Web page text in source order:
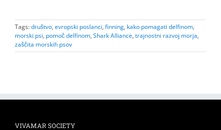
Tags:društvo, evropski poslanci, finning, kako pomagati delfinom,
morski psi, pomoč delfinom, Shark Alliance, trajnostni razvoj morja,
zaščita morskih psov
VIVAMAR SOCIETY